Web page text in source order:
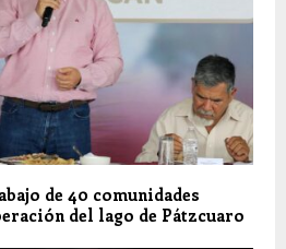
de 40 comunidades
del lago de Pátzcuaro